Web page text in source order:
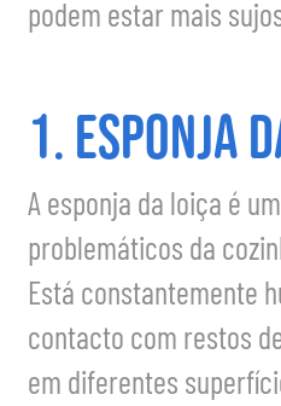
podem estar mais
1. Esponja
A esponja da loiça é
problemáticos da
Está constantemente
contacto com restos
em diferentes